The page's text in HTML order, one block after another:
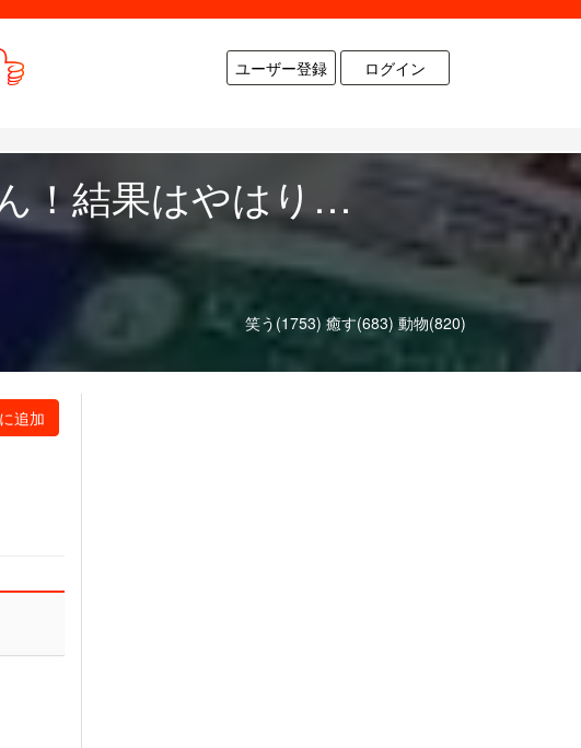
ユーザー登録 ログイン
！結果はやはり…
笑う(1753) 癒す(683) 動物(820)
追加